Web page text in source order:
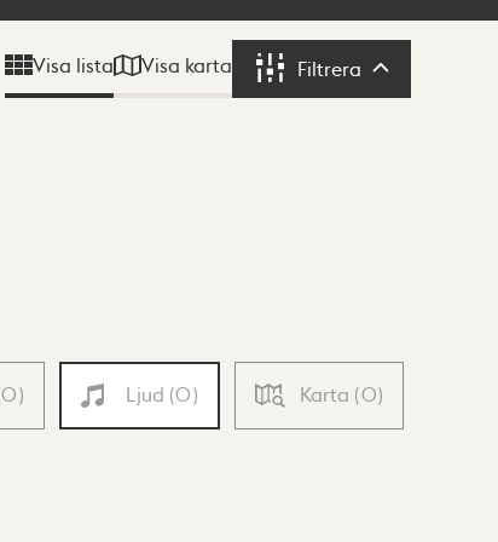
Visa lista Visa karta Filtrera Filtrera
0) Ljud (0) Karta (0)